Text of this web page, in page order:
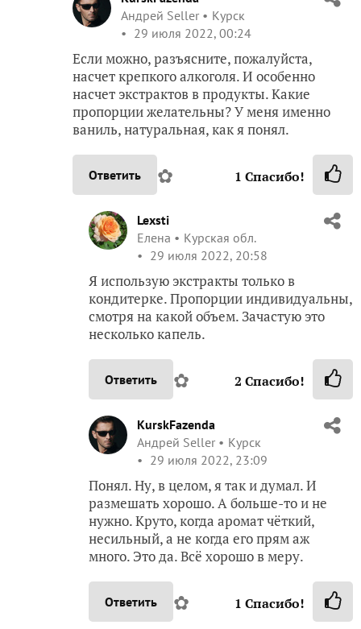
Андрей Seller
Курск
29 июля 2022, 00:24
Если можно, разъясните, пожалуйста,
насчет крепкого алкоголя. И особенно
насчет экстрактов в продукты. Какие
пропорции желательны? У меня именно
ваниль, натуральная, как я понял.
Ответить ✿ 1 Спасибо!
Lexsti
Елена
Курская обл.
29 июля 2022, 20:58
Я использую экстракты только в
кондитерке. Пропорции индивидуальны,
смотря на какой объем. Зачастую это
несколько капель.
Ответить ✿ 2 Спасибо!
KurskFazenda
Андрей Seller
Курск
29 июля 2022, 23:09
Понял. Ну, в целом, я так и думал. И
размешать хорошо. А больше-то и не
нужно. Круто, когда аромат чёткий,
несильный, а не когда его прям аж
много. Это да. Всё хорошо в меру.
Ответить ✿ 1 Спасибо!